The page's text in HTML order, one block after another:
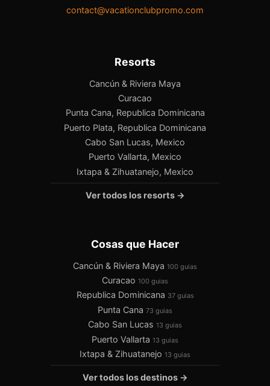
contact@vacationclubpromo.com
Resorts
Cancún & Riviera Maya
Curacao
Punta Cana, Republica Dominicana
Puerto Plata, Republica Dominicana
Cabo San Lucas, Mexico
Puerto Vallarta, Mexico
Ixtapa & Zihuatanejo, Mexico
Ver todos los resorts →
Cosas que Hacer
Cancún & Riviera Maya 100 guias
Curacao 100 guias
Republica Dominicana 37 guias
Punta Cana 73 guias
Cabo San Lucas 13 guias
Puerto Vallarta 13 guias
Ixtapa & Zihuatanejo 13 guias
Ver todos los destinos →